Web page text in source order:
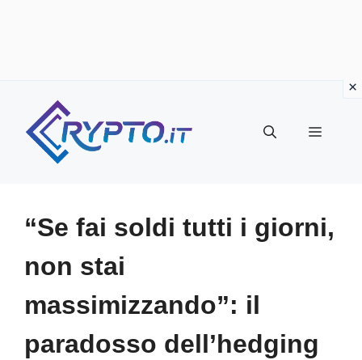
contenuto
Menu
“Se fai soldi tutti i giorni,
non stai
massimizzando”: il
paradosso dell’hedging